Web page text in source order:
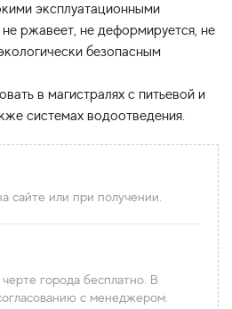
эксплуатационными
ржавеет, не деформируется, не
безопасным
в магистралях с питьевой и
сайте или при получении.
города бесплатно. В
с менеджером.